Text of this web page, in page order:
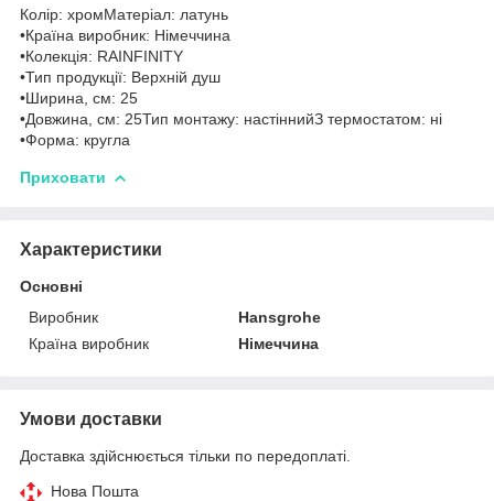
Колір: хромМатеріал: латунь
•Країна виробник: Німеччина
•Колекція: RAINFINITY
•Тип продукції: Верхній душ
•Ширина, см: 25
•Довжина, см: 25Тип монтажу: настіннийЗ термостатом: ні
•Форма: кругла
Приховати
Характеристики
Основні
Виробник
Hansgrohe
Країна виробник
Німеччина
Умови доставки
Доставка здійснюється тільки по передоплаті.
Нова Пошта